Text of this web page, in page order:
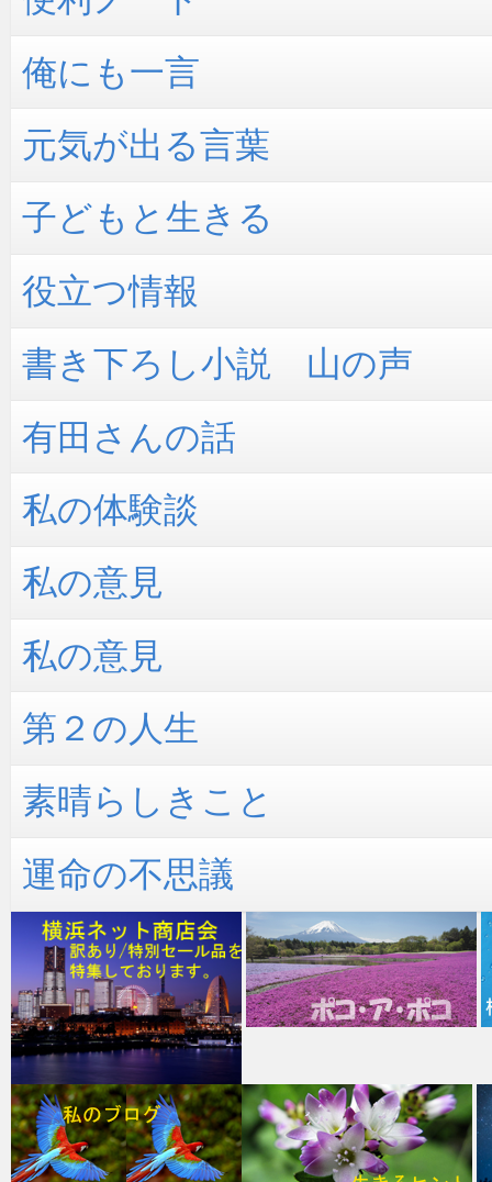
俺にも一言
元気が出る言葉
子どもと生きる
役立つ情報
書き下ろし小説 山の声
有田さんの話
私の体験談
私の意見
私の意見
第２の人生
素晴らしきこと
運命の不思議